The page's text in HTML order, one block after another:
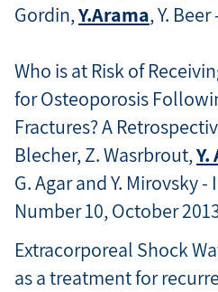
Gordin,Y.Arama, Y.
Who is at Risk of
for Osteoporosis
Fractures? A
Blecher, Z. Wasrbrout,Y.
G. Agar and Y. Mirovsky -
Number 10, October
Extracorporeal Shock
as a treatment for